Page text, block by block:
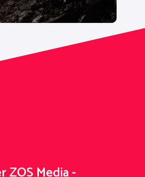
ZOS Media -